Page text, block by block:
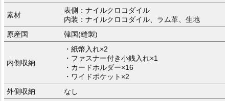
素材
表側：ナイルクロコダイル
内装：ナイルクロコダイル、ラム革、生地
原産国
韓国(縫製)
内側収納
・紙幣入れ×2
・ファスナー付き小銭入れ×1
・カードホルダー×16
・ワイドポケット×2
外側収納
なし